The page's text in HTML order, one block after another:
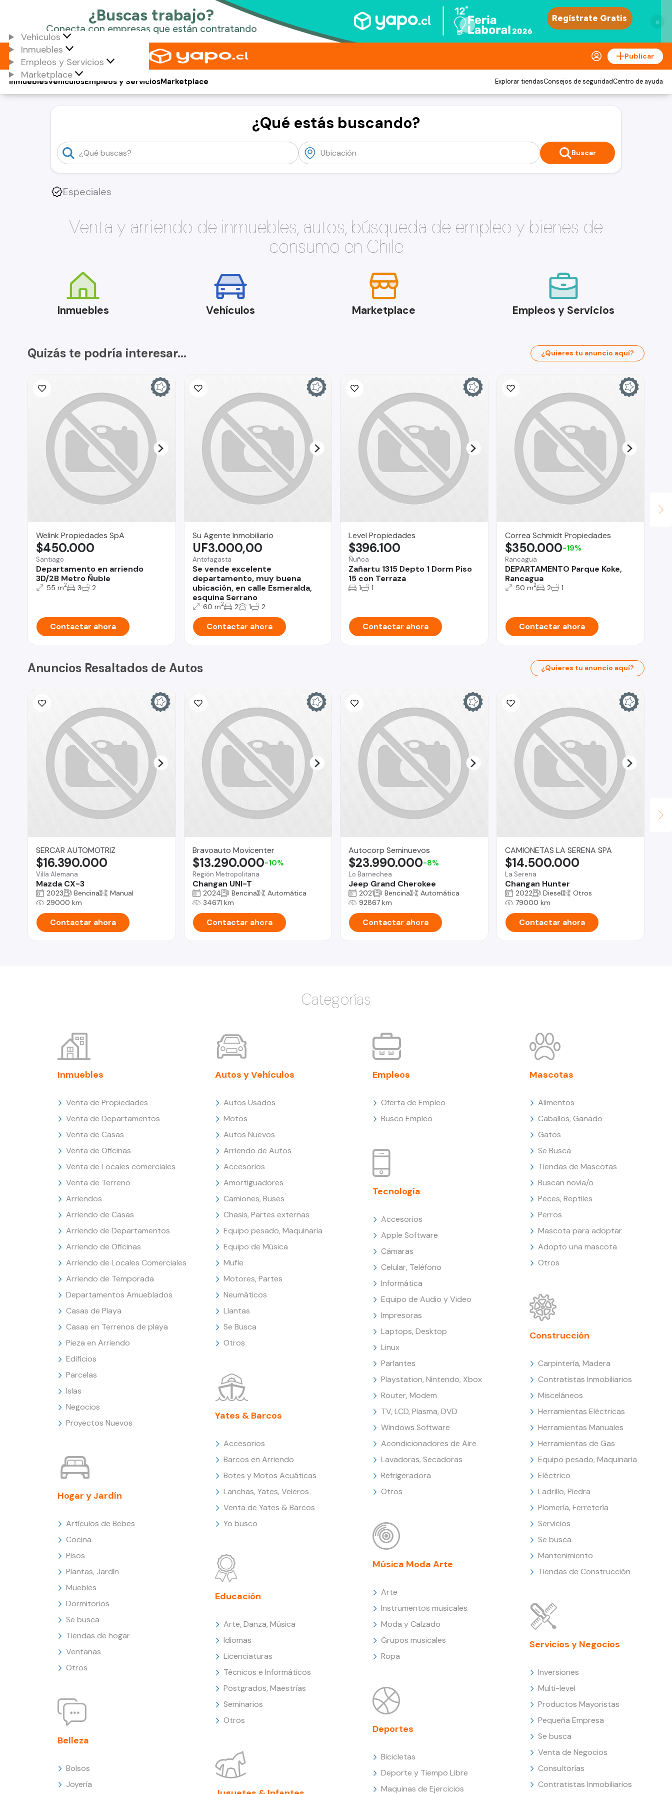
×
Vehículos
Inmuebles
Empleos y Servicios
Marketplace
Publicar
Vehículos
Inmuebles Empleos y ServiciosMarketplace Explorar tiendasConsejos de seguridadCentro de ayuda
¿Qué estás buscando?
Buscar
Especiales
Venta y arriendo de inmuebles, autos, búsqueda de empleo y bienes de
consumo en Chile
Inmuebles Vehículos Marketplace Empleos y Servicios
Quizás te podría interesar... ¿Quieres tu anuncio aquí?
Welink Propiedades SpA
Santiago
Departamento en arriendo
3D/2B Metro Ñuble
$450.000
55 m2 3 2
Contactar ahora
Su Agente Inmobiliario
Antofagasta
Se vende excelente
departamento, muy buena
ubicación, en calle Esmeralda,
esquina Serrano
UF3.000,00
60 m2 2 1 2
Contactar ahora
Level Propiedades
Ñuñoa
Zañartu 1315 Depto 1 Dorm Piso
15 con Terraza
$396.100
1 1
Contactar ahora
Correa Schmidt Propiedades
Rancagua
DEPARTAMENTO Parque Koke,
Rancagua
$350.000-19%
50 m2 2 1
Contactar ahora
Anuncios Resaltados de Autos ¿Quieres tu anuncio aquí?
SERCAR AUTOMOTRIZ
Villa Alemana
Mazda CX-3
$16.390.000
2023 Bencina
Manual
29000 km
Contactar ahora
Bravoauto Movicenter
Región Metropolitana
Changan UNI-T
$13.290.000-10%
2024 Bencina
Automática
34671 km
Contactar ahora
Autocorp Seminuevos
Lo Barnechea
Jeep Grand Cherokee
$23.990.000-8%
2021 Bencina
Automática
92867 km
Contactar ahora
CAMIONETAS LA SERENA SPA
La Serena
Changan Hunter
$14.500.000
2022 Diesel
Otros
79000 km
Contactar ahora
Categorías
Inmuebles
Venta de Propiedades
Venta de Departamentos
Venta de Casas
Venta de Oficinas
Venta de Locales comerciales
Venta de Terreno
Arriendos
Arriendo de Casas
Arriendo de Departamentos
Arriendo de Oficinas
Arriendo de Locales Comerciales
Arriendo de Temporada
Departamentos Amueblados
Casas de Playa
Casas en Terrenos de playa
Pieza en Arriendo
Edificios
Parcelas
Islas
Negocios
Proyectos Nuevos
Hogar y Jardín
Artículos de Bebes
Cocina
Pisos
Plantas, Jardín
Muebles
Dormitorios
Se busca
Tiendas de hogar
Ventanas
Otros
Belleza
Bolsos
Joyería
Autos y Vehículos
Autos Usados
Motos
Autos Nuevos
Arriendo de Autos
Accesorios
Amortiguadores
Camiones, Buses
Chasis, Partes externas
Equipo pesado, Maquinaria
Equipo de Música
Mufle
Motores, Partes
Neumáticos
Llantas
Se Busca
Otros
Yates & Barcos
Accesorios
Barcos en Arriendo
Botes y Motos Acuáticas
Lanchas, Yates, Veleros
Venta de Yates & Barcos
Yo busco
Educación
Arte, Danza, Música
Idiomas
Licenciaturas
Técnicos e Informáticos
Postgrados, Maestrías
Seminarios
Otros
Empleos
Oferta de Empleo
Busco Empleo
Tecnología
Accesorios
Apple Software
Cámaras
Celular, Teléfono
Informática
Equipo de Audio y Video
Impresoras
Laptops, Desktop
Linux
Parlantes
Playstation, Nintendo, Xbox
Router, Modem
TV, LCD, Plasma, DVD
Windows Software
Acondicionadores de Aire
Lavadoras, Secadoras
Refrigeradora
Otros
Música Moda Arte
Arte
Instrumentos musicales
Moda y Calzado
Grupos musicales
Ropa
Deportes
Bicicletas
Deporte y Tiempo Libre
Maquinas de Ejercicios
Mascotas
Alimentos
Caballos, Ganado
Gatos
Se Busca
Tiendas de Mascotas
Buscan novia/o
Peces, Reptiles
Perros
Mascota para adoptar
Adopto una mascota
Otros
Construcción
Carpintería, Madera
Contratistas Inmobiliarios
Misceláneos
Herramientas Eléctricas
Herramientas Manuales
Herramientas de Gas
Equipo pesado, Maquinaria
Eléctrico
Ladrillo, Piedra
Plomería, Ferretería
Servicios
Se busca
Mantenimiento
Tiendas de Construcción
Servicios y Negocios
Inversiones
Multi-level
Productos Mayoristas
Pequeña Empresa
Se busca
Venta de Negocios
Consultorías
Contratistas Inmobiliarios